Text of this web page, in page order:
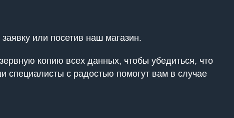
или посетив наш магазин.
копию всех данных, чтобы убедиться, что
с радостью помогут вам в случае